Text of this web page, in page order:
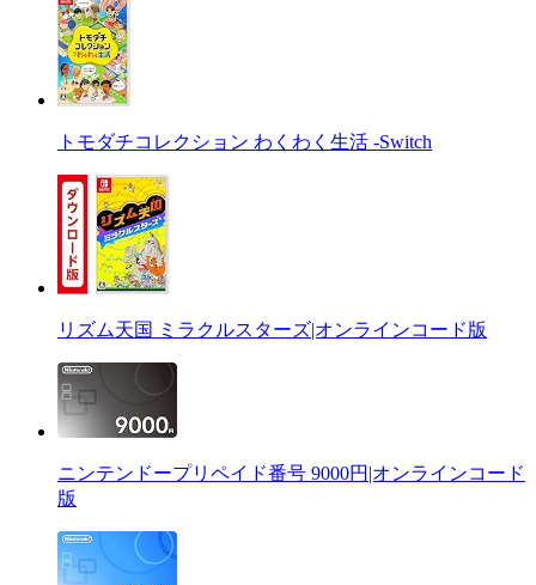
トモダチコレクション わくわく生活 -Switch
リズム天国 ミラクルスターズ|オンラインコード版
ニンテンドープリペイド番号 9000円|オンラインコード
版